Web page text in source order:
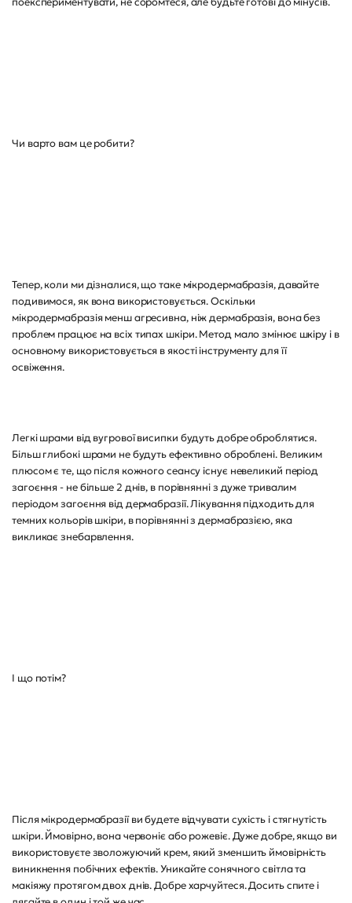
Чи варто вам це робити?
Тепер, коли ми дізналися, що таке мікродермабразія, давайте
подивимося, як вона використовується. Оскільки
мікродермабразія менш агресивна, ніж дермабразія, вона без
проблем працює на всіх типах шкіри. Метод мало змінює шкіру і в
основному використовується в якості інструменту для її
освіження.
Легкі шрами від вугрової висипки будуть добре оброблятися.
Більш глибокі шрами не будуть ефективно оброблені. Великим
плюсом є те, що після кожного сеансу існує невеликий період
загоєння - не більше 2 днів, в порівнянні з дуже тривалим
періодом загоєння від дермабразії. Лікування підходить для
темних кольорів шкіри, в порівнянні з дермабразією, яка
викликає знебарвлення.
І що потім?
Після мікродермабразії ви будете відчувати сухість і стягнутість
шкіри. Ймовірно, вона червоніє або рожевіє. Дуже добре, якщо ви
використовуєте зволожуючий крем, який зменшить ймовірність
виникнення побічних ефектів. Уникайте сонячного світла та
макіяжу протягом двох днів. Добре харчуйтеся. Досить спите і